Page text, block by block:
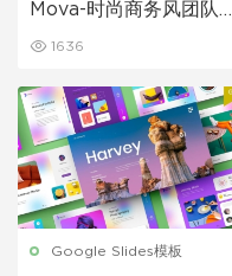
Mova-时尚商务风团队公
1636
Google Slides模板